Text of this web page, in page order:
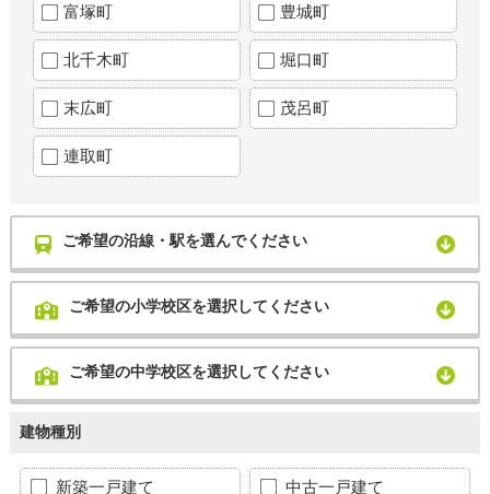
富塚町 豊城町
北千木町 堀口町
末広町 茂呂町
連取町
ご希望の沿線・駅を選んでください
ご希望の小学校区を選択してください
ご希望の中学校区を選択してください
建物種別
新築一戸建て 中古一戸建て